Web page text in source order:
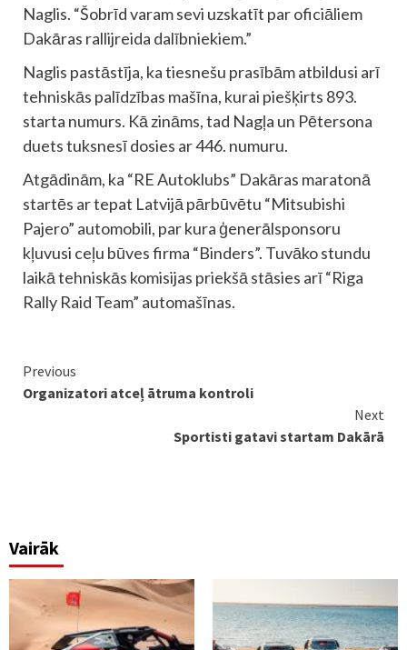
Naglis. “Šobrīd varam sevi uzskatīt par oficiāliem
Dakāras rallijreida dalībniekiem.”
Naglis pastāstīja, ka tiesnešu prasībām atbildusi arī
tehniskās palīdzības mašīna, kurai piešķirts 893.
starta numurs. Kā zināms, tad Nagļa un Pētersona
duets tuksnesī dosies ar 446. numuru.
Atgādinām, ka “RE Autoklubs” Dakāras maratonā
startēs ar tepat Latvijā pārbūvētu “Mitsubishi
Pajero” automobili, par kura ģenerālsponsoru
kļuvusi ceļu būves firma “Binders”. Tuvāko stundu
laikā tehniskās komisijas priekšā stāsies arī “Riga
Rally Raid Team” automašīnas.
Continue
Reading
Previous
Organizatori atceļ ātruma kontroli
Next
Sportisti gatavi startam Dakārā
Vairāk